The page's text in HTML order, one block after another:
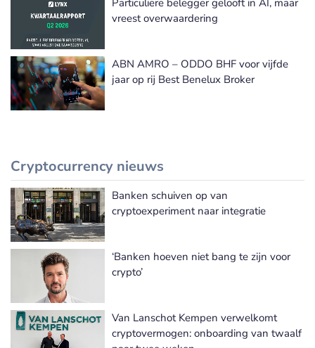
Particuliere belegger gelooft in AI, maar
vreest overwaardering
ABN AMRO – ODDO BHF voor vijfde
jaar op rij Best Benelux Broker
Cryptocurrency nieuws
Meer Cryptocurrency nieuws
Banken schuiven op van
cryptoexperiment naar integratie
‘Banken hoeven niet bang te zijn voor
crypto’
Van Lanschot Kempen verwelkomt
cryptovermogen: onboarding van twaalf